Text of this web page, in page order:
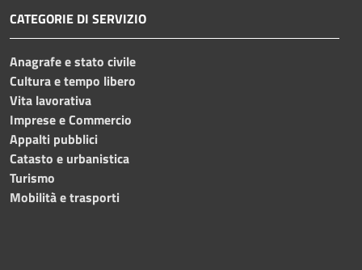
CATEGORIE DI SERVIZIO
Anagrafe e stato civile
Cultura e tempo libero
Vita lavorativa
Imprese e Commercio
Appalti pubblici
Catasto e urbanistica
Turismo
Mobilità e trasporti